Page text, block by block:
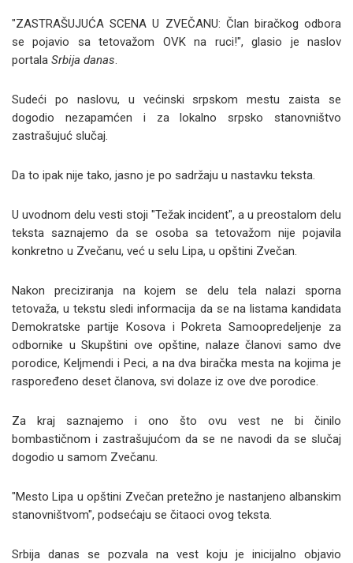
"ZASTRAŠUJUĆA SCENA U ZVEČANU: Član biračkog odbora
se pojavio sa tetovažom OVK na ruci!", glasio je naslov
portala Srbija danas.
Sudeći po naslovu, u većinski srpskom mestu zaista se
dogodio nezapamćen i za lokalno srpsko stanovništvo
zastrašujuć slučaj.
Da to ipak nije tako, jasno je po sadržaju u nastavku teksta.
U uvodnom delu vesti stoji "Težak incident", a u preostalom delu
teksta saznajemo da se osoba sa tetovažom nije pojavila
konkretno u Zvečanu, već u selu Lipa, u opštini Zvečan.
Nakon preciziranja na kojem se delu tela nalazi sporna
tetovaža, u tekstu sledi informacija da se na listama kandidata
Demokratske partije Kosova i Pokreta Samoopredeljenje za
odbornike u Skupštini ove opštine, nalaze članovi samo dve
porodice, Keljmendi i Peci, a na dva biračka mesta na kojima je
raspoređeno deset članova, svi dolaze iz ove dve porodice.
Za kraj saznajemo i ono što ovu vest ne bi činilo
bombastičnom i zastrašujućom da se ne navodi da se slučaj
dogodio u samom Zvečanu.
"Mesto Lipa u opštini Zvečan pretežno je nastanjeno albanskim
stanovništvom", podsećaju se čitaoci ovog teksta.
Srbija danas se pozvala na vest koju je inicijalno objavio